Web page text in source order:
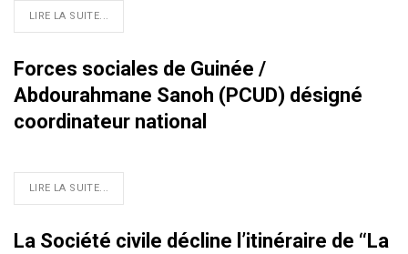
LIRE LA SUITE...
Forces sociales de Guinée /
Abdourahmane Sanoh (PCUD) désigné
coordinateur national
LIRE LA SUITE...
La Société civile décline l’itinéraire de ‘‘La